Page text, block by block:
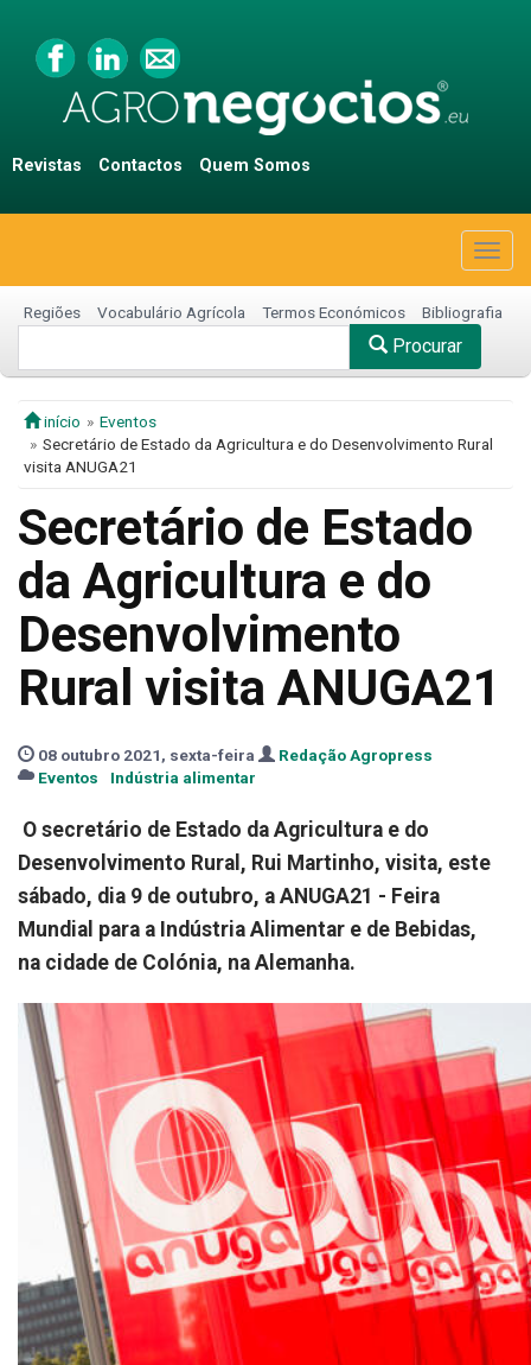
Revistas Contactos Quem Somos
Regiões Vocabulário Agrícola Termos Económicos Bibliografia
Procurar
início
Eventos
Secretário de Estado da Agricultura e do Desenvolvimento Rural
visita ANUGA21
Secretário de Estado
da Agricultura e do
Desenvolvimento
Rural visita ANUGA21
08 outubro 2021, sexta-feira
Redação Agropress
Eventos
Indústria alimentar
O secretário de Estado da Agricultura e do
Desenvolvimento Rural, Rui Martinho, visita, este
sábado, dia 9 de outubro, a ANUGA21 - Feira
Mundial para a Indústria Alimentar e de Bebidas,
na cidade de Colónia, na Alemanha.